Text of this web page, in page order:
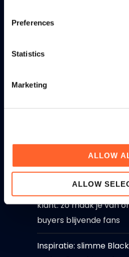
Preferences
Statistics
Marketing
ALLOW
ALLOW
te verzamelen ontstaat
via een slimme
Business
Loyaliteitstrends in
Van eenmalige koper
klant: zo maak je van
buyers blijvende fans
Inspiratie: slimme